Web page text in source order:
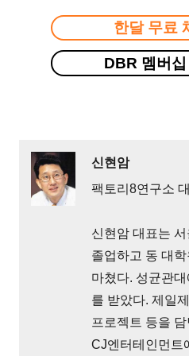
한달 무료
DBR 멤버십
신현암
팩토리8연구소
신현암 대표는
졸업하고 동 대
마쳤다. 성균관
를 받았다. 제일
프로젝트 등을
CJ엔터테인먼트